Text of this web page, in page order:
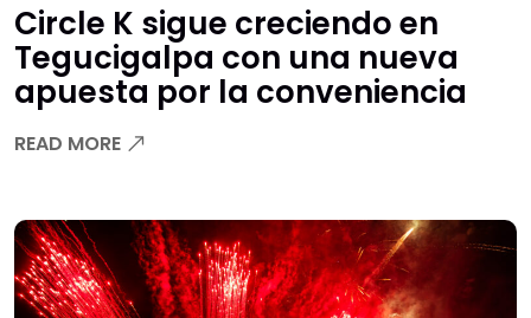
Circle K sigue creciendo en
Tegucigalpa con una nueva
apuesta por la conveniencia
READ MORE